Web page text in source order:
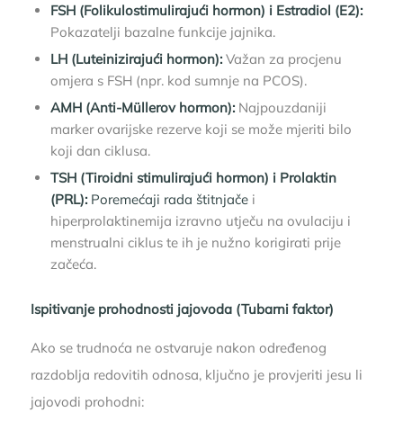
FSH (Folikulostimulirajući hormon) i Estradiol (E2):
Pokazatelji bazalne funkcije jajnika.
LH (Luteinizirajući hormon):Važan za procjenu
omjera s FSH (npr. kod sumnje na PCOS).
AMH (Anti-Müllerov hormon):Najpouzdaniji
marker ovarijske rezerve koji se može mjeriti bilo
koji dan ciklusa.
TSH (Tiroidni stimulirajući hormon) i Prolaktin
(PRL): Poremećaji rada štitnjačei
hiperprolaktinemija izravno utječu na ovulaciju i
menstrualni ciklus te ih je nužno korigirati prije
začeća.
Ispitivanje prohodnosti jajovoda (Tubarni faktor)
Ako se trudnoća ne ostvaruje nakon određenog
razdoblja redovitih odnosa, ključno je provjeriti jesu li
jajovodi prohodni: